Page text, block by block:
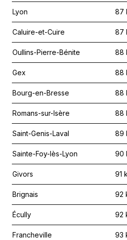
Lyon 87
Caluire-et-Cuire 87
Oullins-Pierre-Bénite 88
Gex 88
Bourg-en-Bresse 88
Romans-sur-Isère 88
Saint-Genis-Laval 89
Sainte-Foy-lès-Lyon 90
Givors 91
Brignais 92
Écully 92
Francheville 93